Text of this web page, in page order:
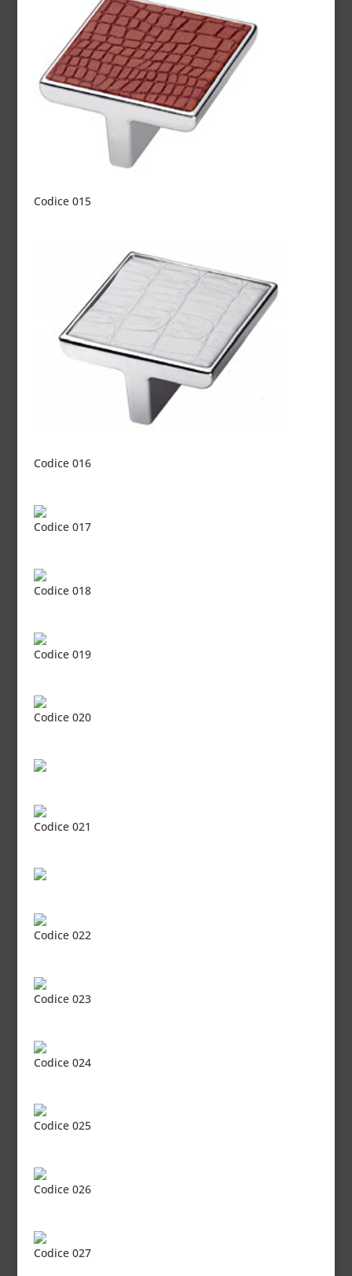
Codice 015
Codice 016
Codice 017
Codice 018
Codice 019
Codice 020
Codice 021
Codice 022
Codice 023
Codice 024
Codice 025
Codice 026
Codice 027